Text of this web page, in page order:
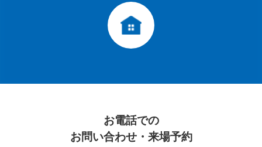
お電話での
お問い合わせ・来場予約